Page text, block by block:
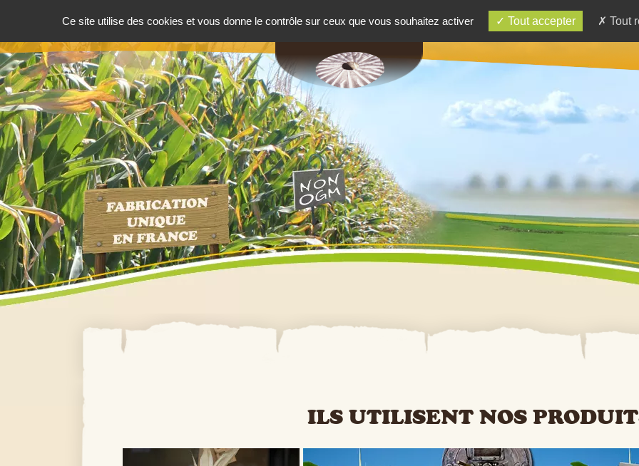
RECETTES CONTACT -
ILS UTILISENT NOS
Ce site utilise des cookies et vous donne le contrôle sur ceux que vous souhaitez activer Tout accepter Tout